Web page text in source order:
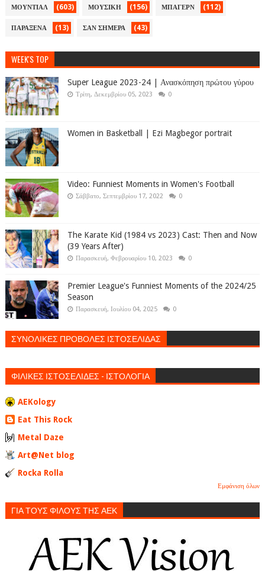
ΜΟΥΝΤΙΑΛ (603) ΜΟΥΣΙΚΗ (156) ΜΠΑΓΕΡΝ (112)
ΠΑΡΑΞΕΝΑ (13) ΣΑΝ ΣΗΜΕΡΑ (43)
WEEK'S TOP
Super League 2023-24 | Ανασκόπηση πρώτου γύρου
Τρίτη, Δεκεμβρίου 05, 2023 0
Women in Basketball | Ezi Magbegor portrait
Video: Funniest Moments in Women's Football
Σάββατο, Σεπτεμβρίου 17, 2022 0
The Karate Kid (1984 vs 2023) Cast: Then and Now
(39 Years After)
Παρασκευή, Φεβρουαρίου 10, 2023 0
Premier League's Funniest Moments of the 2024/25
Season
Παρασκευή, Ιουλίου 04, 2025 0
ΣΥΝΟΛΙΚΕΣ ΠΡΟΒΟΛΕΣ ΙΣΤΟΣΕΛΙΔΑΣ
ΦΙΛΙΚΕΣ ΙΣΤΟΣΕΛΙΔΕΣ - ΙΣΤΟΛΟΓΙΑ
AEKology
Eat This Rock
Metal Daze
Art@Net blog
Rocka Rolla
Εμφάνιση όλων
ΓΙΑ ΤΟΥΣ ΦΙΛΟΥΣ ΤΗΣ ΑΕΚ